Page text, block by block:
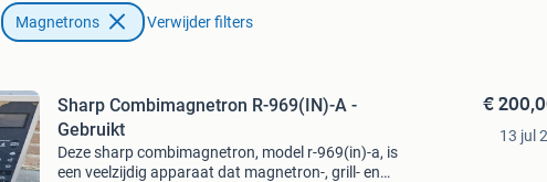
Magnetrons Verwijder filters
Sharp Combimagnetron R-969(IN)-A -
Gebruikt
Deze sharp combimagnetron, model r-969(in)-a, is
een veelzijdig apparaat dat magnetron-, grill- en
€
13 jul